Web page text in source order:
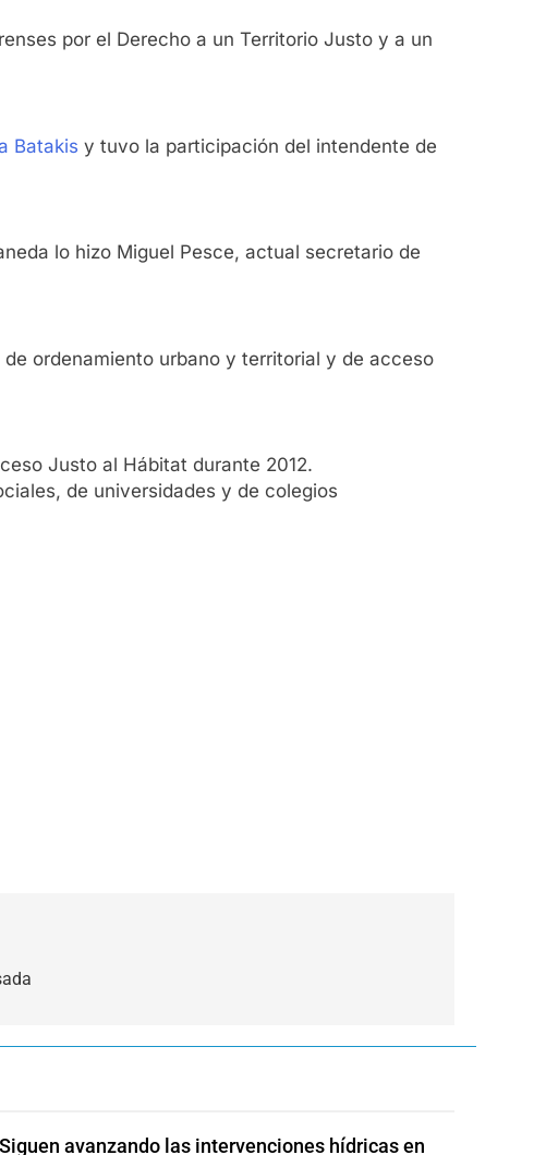
por el Derecho a un Territorio Justo y a un
Batakis y tuvo la participación del intendente de
lo hizo Miguel Pesce, actual secretario de
ordenamiento urbano y territorial y de acceso
Justo al Hábitat durante 2012.
de universidades y de colegios
Siguen avanzando las intervenciones hídricas en